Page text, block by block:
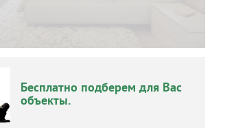
Бесплатно подберем для Вас
объекты.